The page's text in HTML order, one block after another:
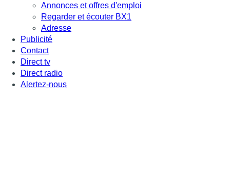
Annonces et offres d'emploi
Regarder et écouter BX1
Adresse
Publicité
Contact
Direct tv
Direct radio
Alertez-nous